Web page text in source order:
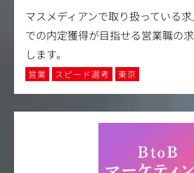
マスメディアンで取り扱っている
での内定獲得が目指せる営業職の
します。
営業 スピード選考 東京